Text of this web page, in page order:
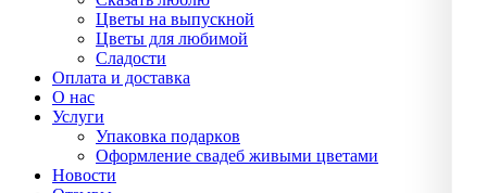
Цветы на выпускной
Цветы для любимой
Сладости
Оплата и доставка
О нас
Услуги
Упаĸовĸа подарĸов
Оформление свадеб живыми цветами
Новости